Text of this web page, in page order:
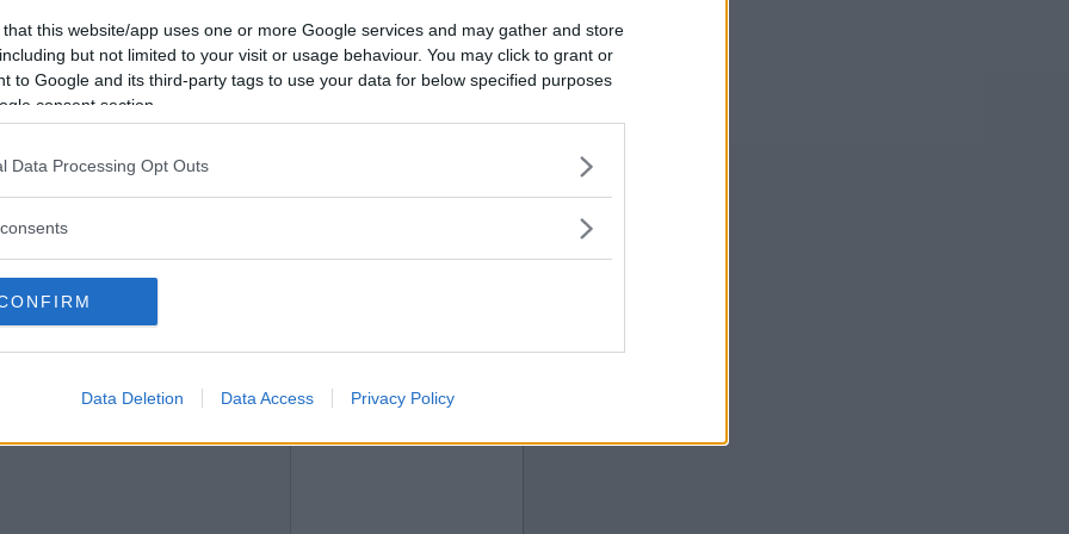
that this website/app uses one or more Google services and may gather and store
but not limited to your visit or usage behaviour. You may click to grant or
to Google and its third-party tags to use your data for below specified purposes
consent section.
Data Processing Opt Outs
Data Deletion Data Access Privacy Policy
året
2022-10-04 16:14
Vill du bli
medlem?